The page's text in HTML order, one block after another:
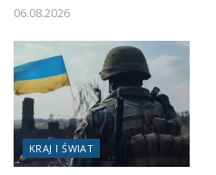
06.08.2026
KRAJ I ŚWIAT